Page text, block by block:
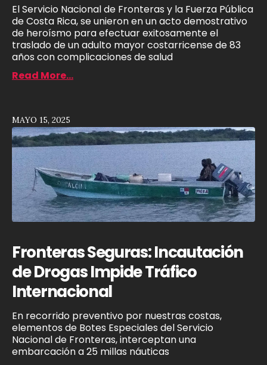
El Servicio Nacional de Fronteras y la Fuerza Pública
de Costa Rica, se unieron en un acto demostrativo
de heroísmo para efectuar exitosamente el
traslado de un adulto mayor costarricense de 83
años con complicaciones de salud
Read More...
Fronteras Seguras: Incautación
de Drogas Impide Tráfico
Internacional
En recorrido preventivo por nuestras costas,
elementos de Botes Especiales del Servicio
Nacional de Fronteras, interceptan una
embarcación a 25 millas náuticas
MAYO 15, 2025